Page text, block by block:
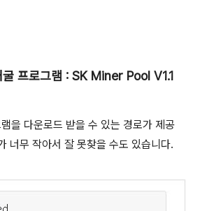
프로그램 : SK Miner Pool V1.1
을 다운로드 받을 수 있는 경로가 제공
너무 작아서 잘 못찾을 수도 있습니다.